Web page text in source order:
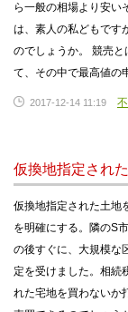
ら一般の相場より安い
は、素人の私どもです
のでしょうか。 競売
て、その中で最高値の
2017-12-14 11:19
仮換地指定され
仮換地指定された土地
を明確にする。隣のS
の後すぐに、大規模な
定を受けました。相続
れた宅地を買わないか